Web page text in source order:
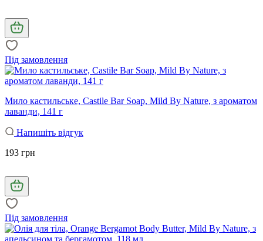
Під замовлення
Мило кастильське, Castile Bar Soap, Mild By Nature, з ароматом
лаванди, 141 г
Напишіть відгук
193 грн
Під замовлення